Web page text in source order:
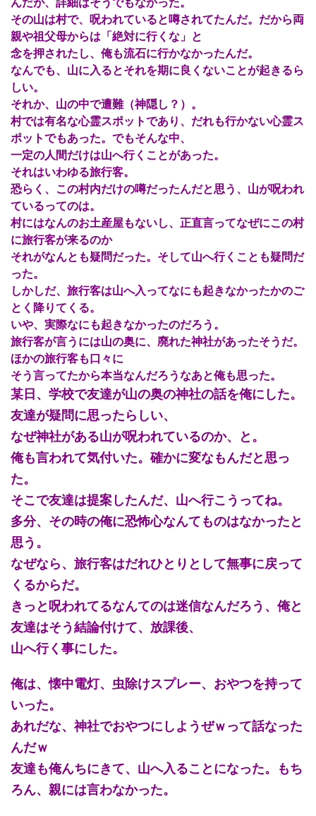
その山は村で、呪われていると噂されてたんだ。だから両
親や祖父母からは「絶対に行くな」と
念を押されたし、俺も流石に行かなかったんだ。
なんでも、山に入るとそれを期に良くないことが起きるら
しい。
それか、山の中で遭難（神隠し？）。
村では有名な心霊スポットであり、だれも行かない心霊ス
ポットでもあった。でもそんな中、
一定の人間だけは山へ行くことがあった。
それはいわゆる旅行客。
恐らく、この村内だけの噂だったんだと思う、山が呪われ
ているってのは。
村にはなんのお土産屋もないし、正直言ってなぜにこの村
に旅行客が来るのか
それがなんとも疑問だった。そして山へ行くことも疑問だ
った。
しかしだ、旅行客は山へ入ってなにも起きなかったかのご
とく降りてくる。
いや、実際なにも起きなかったのだろう。
旅行客が言うには山の奥に、廃れた神社があったそうだ。
ほかの旅行客も口々に
そう言ってたから本当なんだろうなあと俺も思った。
某日、学校で友達が山の奥の神社の話を俺にした。
友達が疑問に思ったらしい、
なぜ神社がある山が呪われているのか、と。
俺も言われて気付いた。確かに変なもんだと思っ
た。
そこで友達は提案したんだ、山へ行こうってね。
多分、その時の俺に恐怖心なんてものはなかったと
思う。
なぜなら、旅行客はだれひとりとして無事に戻って
くるからだ。
きっと呪われてるなんてのは迷信なんだろう、俺と
友達はそう結論付けて、放課後、
山へ行く事にした。
俺は、懐中電灯、虫除けスプレー、おやつを持って
いった。
あれだな、神社でおやつにしようぜｗって話なった
んだｗ
友達も俺んちにきて、山へ入ることになった。もち
ろん、親には言わなかった。